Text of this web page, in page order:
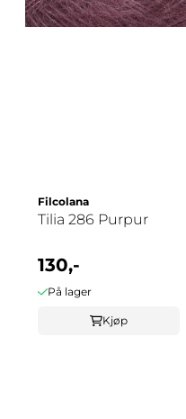
Filcolana
Tilia 286 Purpur
130,-
På lager
Kjøp